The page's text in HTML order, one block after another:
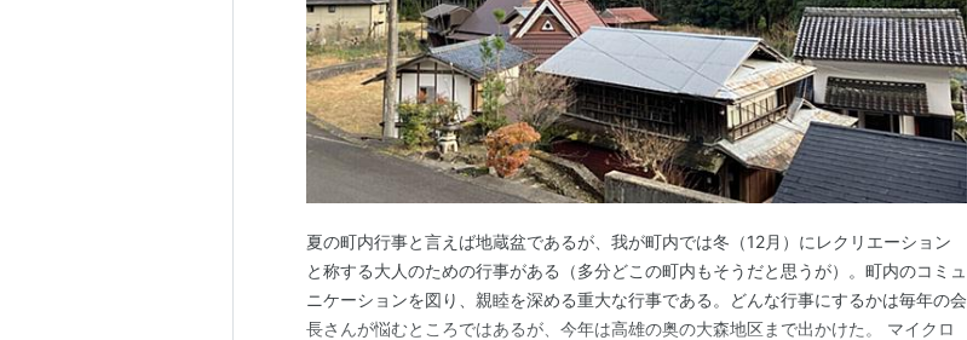
夏の町内行事と言えば地蔵盆であるが、我が町内では冬（12月）にレクリエーション
と称する大人のための行事がある（多分どこの町内もそうだと思うが）。町内のコミュ
ニケーションを図り、親睦を深める重大な行事である。どんな行事にするかは毎年の会
長さんが悩むところではあるが、今年は高雄の奥の大森地区まで出かけた。 マイクロ